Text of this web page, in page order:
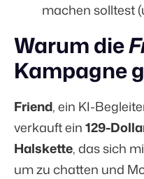
machen solltest
Warum die
Kampagne
Friend, ein KI-
verkauft ein129-
Halskette, das sich
um zu chatten und